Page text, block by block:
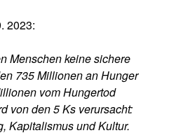
2023:
Menschen keine sichere
735 Millionen an Hunger
vom Hungertod
von den 5 Ks verursacht:
Kapitalismus und Kultur.